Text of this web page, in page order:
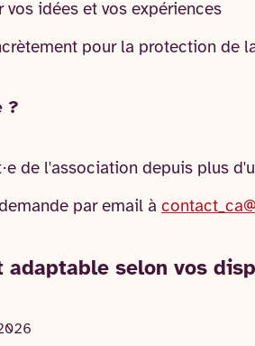
vos idées et vos expériences
pour la protection de
?
de l'association depuis plus
par email à
adaptable selon vos